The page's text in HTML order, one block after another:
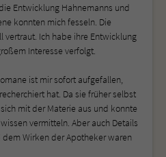
Entwicklung Hahnemanns und
konnten mich fesseln. Die
vertraut. Ich habe ihre Entwicklung
Interesse verfolgt.
ist mir sofort aufgefallen,
hat. Da sie früher selbst
mit der Materie aus und konnte
vermitteln. Aber auch Details
Wirken der Apotheker waren